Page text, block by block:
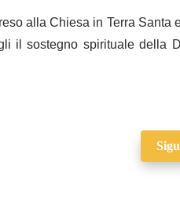
alla Chiesa in Terra Santa
il sostegno spirituale della